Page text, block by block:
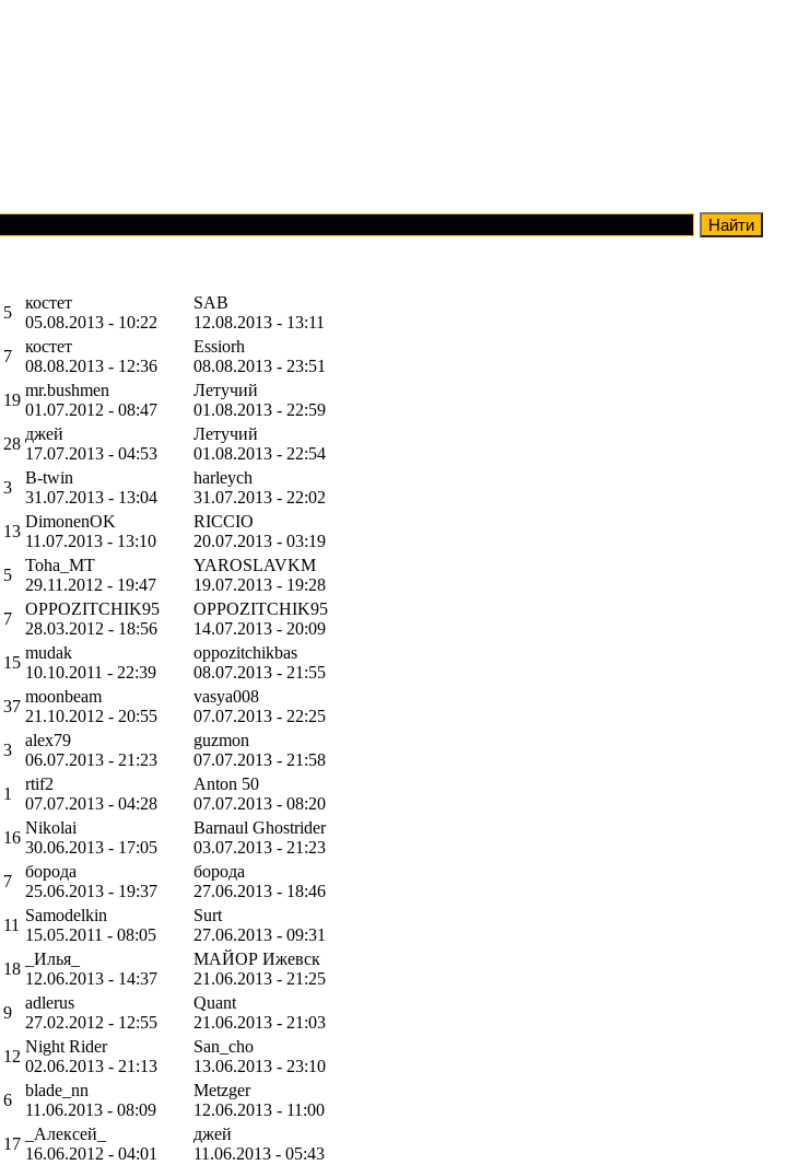
5
костет
05.08.2013 - 10:22
SAB
12.08.2013 - 13:11
7
костет
08.08.2013 - 12:36
Essiorh
08.08.2013 - 23:51
19
mr.bushmen
01.07.2012 - 08:47
Летучий
01.08.2013 - 22:59
28
джей
17.07.2013 - 04:53
Летучий
01.08.2013 - 22:54
3
B-twin
31.07.2013 - 13:04
harleych
31.07.2013 - 22:02
13
DimonenOK
11.07.2013 - 13:10
RICCIO
20.07.2013 - 03:19
5
Toha_MT
29.11.2012 - 19:47
YAROSLAVKM
19.07.2013 - 19:28
7
OPPOZITCHIK95
28.03.2012 - 18:56
OPPOZITCHIK95
14.07.2013 - 20:09
15
mudak
10.10.2011 - 22:39
oppozitchikbas
08.07.2013 - 21:55
37
moonbeam
21.10.2012 - 20:55
vasya008
07.07.2013 - 22:25
3
alex79
06.07.2013 - 21:23
guzmon
07.07.2013 - 21:58
1
rtif2
07.07.2013 - 04:28
Anton 50
07.07.2013 - 08:20
16
Nikolai
30.06.2013 - 17:05
Barnaul Ghostrider
03.07.2013 - 21:23
7
борода
25.06.2013 - 19:37
борода
27.06.2013 - 18:46
11
Samodelkin
15.05.2011 - 08:05
Surt
27.06.2013 - 09:31
18
_Илья_
12.06.2013 - 14:37
МАЙОР Ижевск
21.06.2013 - 21:25
9
adlerus
27.02.2012 - 12:55
Quant
21.06.2013 - 21:03
12
Night Rider
02.06.2013 - 21:13
San_cho
13.06.2013 - 23:10
6
blade_nn
11.06.2013 - 08:09
Metzger
12.06.2013 - 11:00
17
_Алексей_
16.06.2012 - 04:01
джей
11.06.2013 - 05:43